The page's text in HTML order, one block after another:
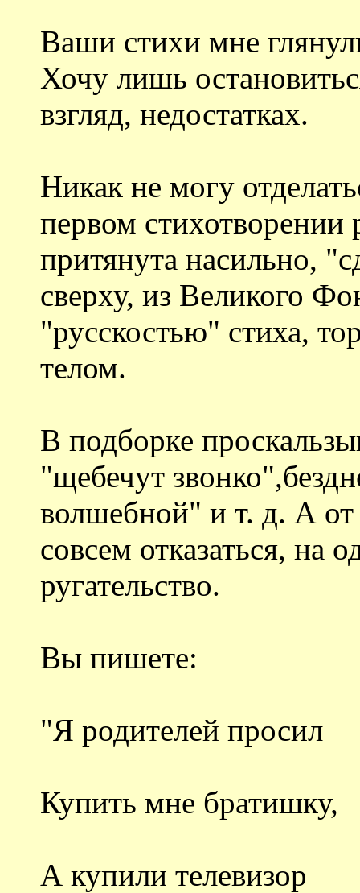
Ваши стихи мне
Хочу лишь
взгляд, недостатках.
Никак не могу
первом
притянута насильно,
сверху, из Великого
"русскостью" стиха,
телом.
В подборке
"щебечут
волшебной" и т. д. А
совсем отказаться, на
ругательство.
Вы пишете:
"Я родителей просил
Купить мне братишку,
А купили телевизор